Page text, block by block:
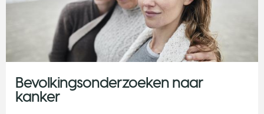
Bevolkingsonderzoeken naar
kanker